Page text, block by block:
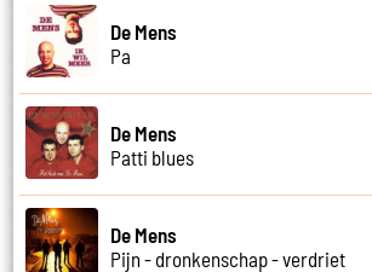
De Mens
Pa
De Mens
Patti blues
De Mens
Pijn - dronkenschap - verdriet